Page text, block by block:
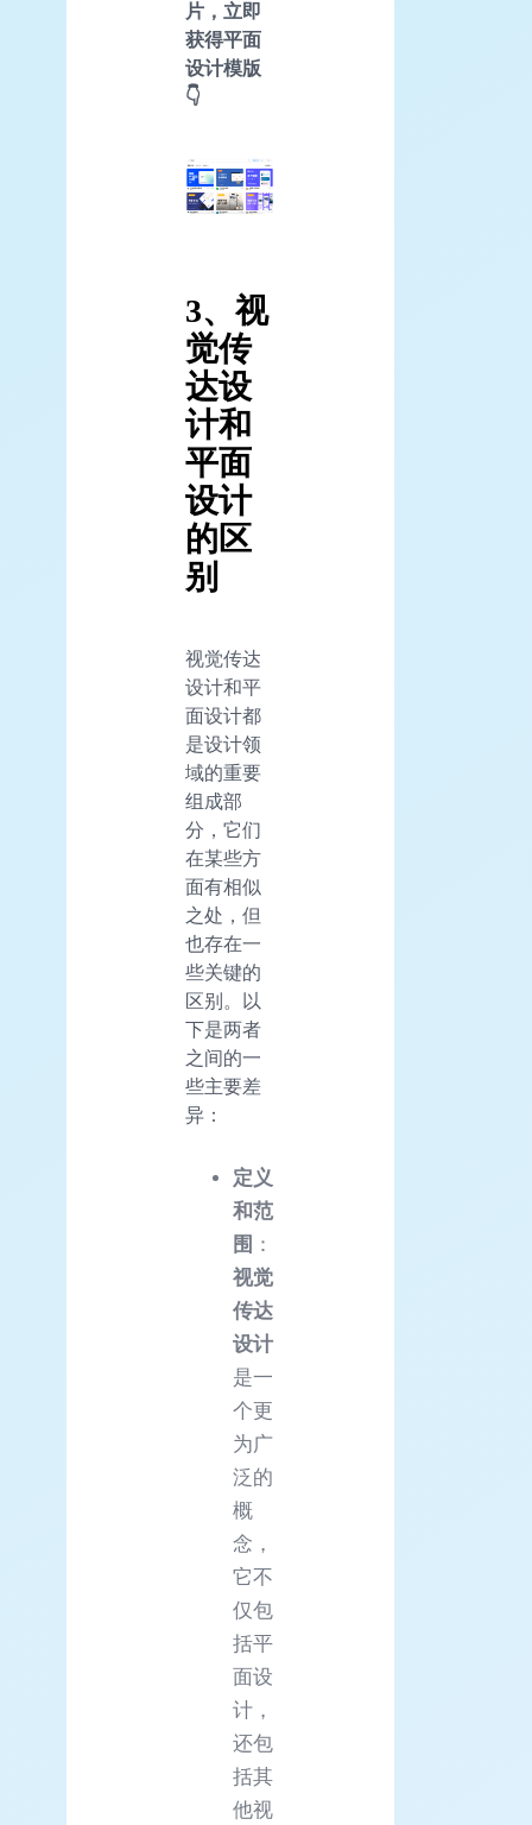
片，立即
获得平面
设计模版
👇
3、视
觉传
达设
计和
平面
设计
的区
别
视觉传达
设计和平
面设计都
是设计领
域的重要
组成部
分，它们
在某些方
面有相似
之处，但
也存在一
些关键的
区别。以
下是两者
之间的一
些主要差
异：
定义
和范
围 ：
视觉
传达
设计
是一
个更
为广
泛的
概
念，
它不
仅包
括平
面设
计，
还包
括其
他视